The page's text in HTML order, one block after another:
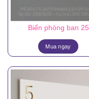
Biển phòng ban 25
Mua ngay